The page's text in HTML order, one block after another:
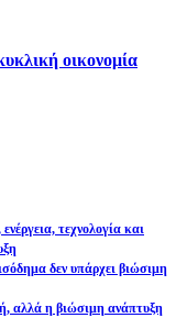
οικονομία
τεχνολογία και
δεν υπάρχει βιώσιμη
αλλά η βιώσιμη ανάπτυξη